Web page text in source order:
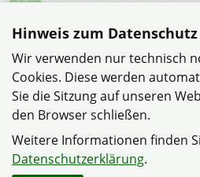
Niedersachsen
Rheinland-Pfalz
Sachsen-Anhalt
Mitgliedermagazin
© Verband Wohneigentum
Verband Wohneigentum
Hinweis zum Datenschutz
Wir verwenden nur technisch
Cookies. Diese werden
Sie die Sitzung auf unseren
den Browser schließen.
Weitere Informationen finden
Datenschutzerklärung.